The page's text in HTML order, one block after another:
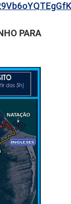
PARA